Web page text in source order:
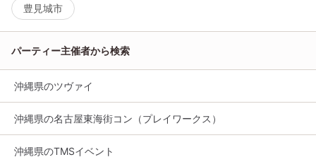
豊見城市
パーティー主催者から検索
沖縄県のツヴァイ
沖縄県の名古屋東海街コン（プレイワークス）
沖縄県のTMSイベント